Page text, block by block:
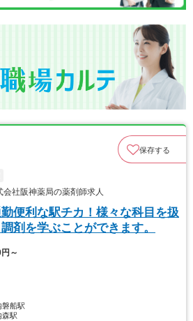
保存する
社阪神薬局の薬剤師求人
勤便利な駅チカ！様々な科目を扱
剤を学ぶことができます。
～
磐船駅
森駅